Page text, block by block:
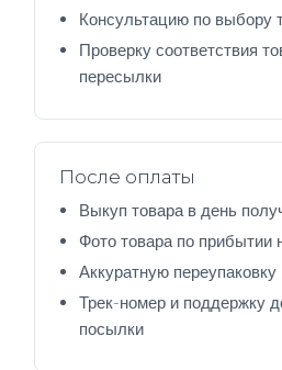
Консультацию по выбору
Проверку соответствия
пересылки
После оплаты
Выкуп товара в день
Фото товара по
Аккуратную
Трек-номер и поддержку
посылки